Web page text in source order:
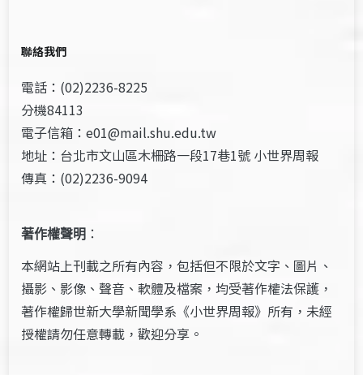
聯絡我們
電話：(02)2236-8225
分機84113
電子信箱：e01@mail.shu.edu.tw
地址：台北市文山區木柵路一段17巷1號 小世界周報
傳真：(02)2236-9094
著作權聲明 ：
本網站上刊載之所有內容，包括但不限於文字、圖片、
攝影、影像、聲音、軟體及檔案，均受著作權法保護，
著作權歸世新大學新聞學系《小世界周報》所有，未經
授權請勿任意轉載，歡迎分享。